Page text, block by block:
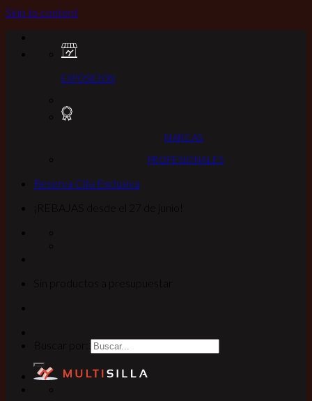
Skip to content
EXPOSICION
MARCAS
PROFESIONALES
Reserva Cita Exclusiva